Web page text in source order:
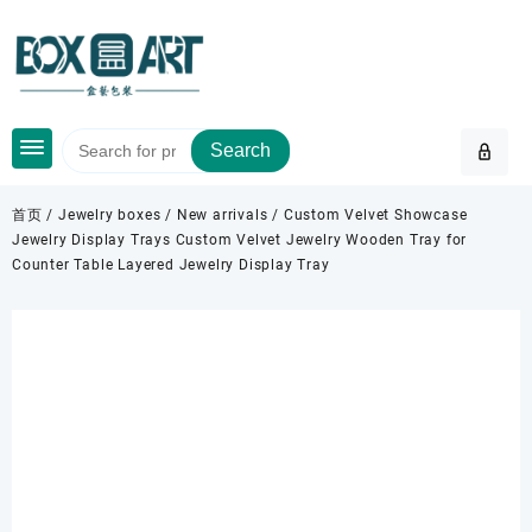
content
Search
首页 /Jewelry boxes / New arrivals / Custom Velvet Showcase
Jewelry Display Trays Custom Velvet Jewelry Wooden Tray for
Counter Table Layered Jewelry Display Tray